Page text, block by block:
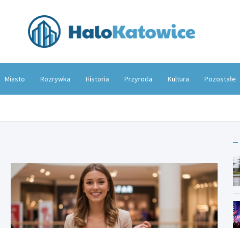
Miasto Rozrywka Historia Przyroda Kultura Pozostałe